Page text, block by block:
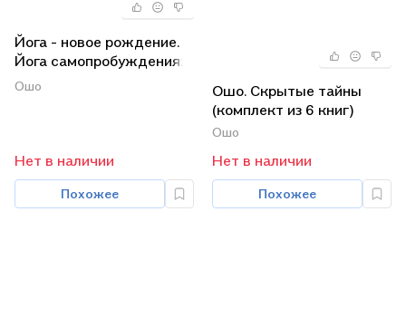
Йога - новое рождение.
Йога самопробуждения:
расширение сознания
Ошо
Нет в наличии
Похожее
Ошо. Скрытые тайны
(комплект из 6 книг)
Ошо
Нет в наличии
Похожее